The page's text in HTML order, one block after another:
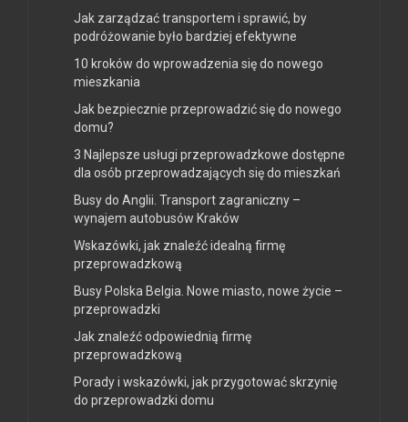
Jak zarządzać transportem i sprawić, by
podróżowanie było bardziej efektywne
10 kroków do wprowadzenia się do nowego
mieszkania
Jak bezpiecznie przeprowadzić się do nowego
domu?
3 Najlepsze usługi przeprowadzkowe dostępne
dla osób przeprowadzających się do mieszkań
Busy do Anglii. Transport zagraniczny –
wynajem autobusów Kraków
Wskazówki, jak znaleźć idealną firmę
przeprowadzkową
Busy Polska Belgia. Nowe miasto, nowe życie –
przeprowadzki
Jak znaleźć odpowiednią firmę
przeprowadzkową
Porady i wskazówki, jak przygotować skrzynię
do przeprowadzki domu